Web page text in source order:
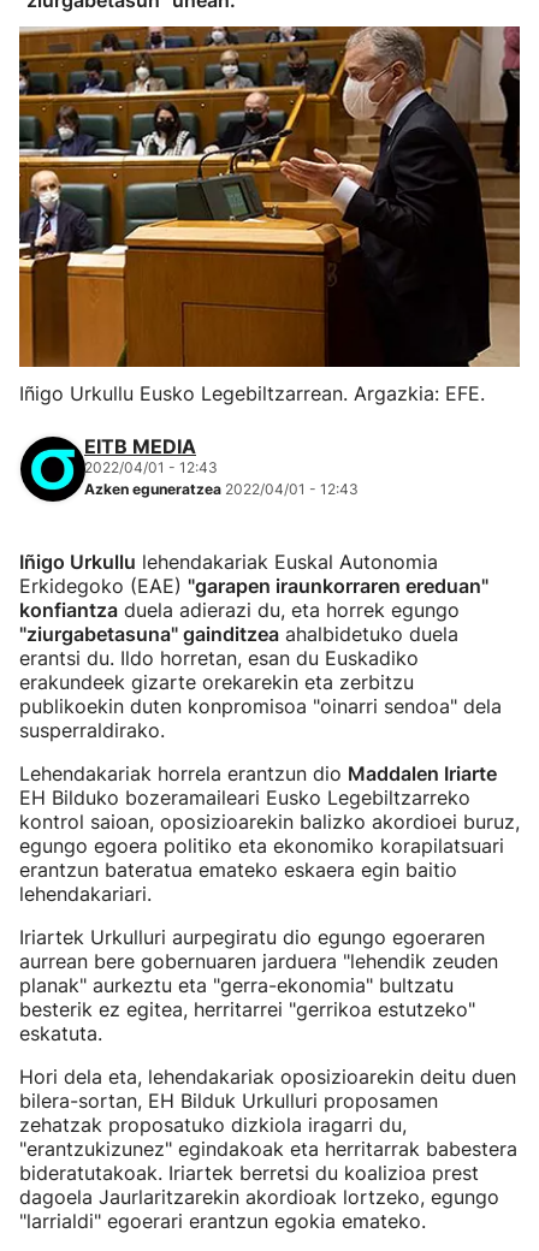
Iñigo Urkullu Eusko Legebiltzarrean. Argazkia: EFE.
EITB MEDIA
2022/04/01 - 12:43
Azken eguneratzea 2022/04/01 - 12:43
Iñigo Urkullu lehendakariak Euskal Autonomia
Erkidegoko (EAE) "garapen iraunkorraren ereduan"
konfiantza duela adierazi du, eta horrek egungo
"ziurgabetasuna" gainditzea ahalbidetuko duela
erantsi du. Ildo horretan, esan du Euskadiko
erakundeek gizarte orekarekin eta zerbitzu
publikoekin duten konpromisoa "oinarri sendoa" dela
susperraldirako.
Lehendakariak horrela erantzun dio Maddalen Iriarte
EH Bilduko bozeramaileari Eusko Legebiltzarreko
kontrol saioan, oposizioarekin balizko akordioei buruz,
egungo egoera politiko eta ekonomiko korapilatsuari
erantzun bateratua emateko eskaera egin baitio
lehendakariari.
Iriartek Urkulluri aurpegiratu dio egungo egoeraren
aurrean bere gobernuaren jarduera "lehendik zeuden
planak" aurkeztu eta "gerra-ekonomia" bultzatu
besterik ez egitea, herritarrei "gerrikoa estutzeko"
eskatuta.
Hori dela eta, lehendakariak oposizioarekin deitu duen
bilera-sortan, EH Bilduk Urkulluri proposamen
zehatzak proposatuko dizkiola iragarri du,
"erantzukizunez" egindakoak eta herritarrak babestera
bideratutakoak. Iriartek berretsi du koalizioa prest
dagoela Jaurlaritzarekin akordioak lortzeko, egungo
"larrialdi" egoerari erantzun egokia emateko.